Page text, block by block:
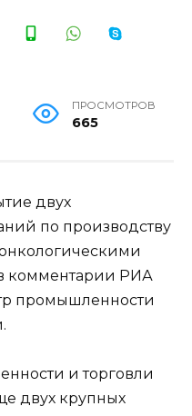
ПРОСМОТРОВ
665
двух
по производству
комментарии РИА
промышленности
и торговли
двух крупных